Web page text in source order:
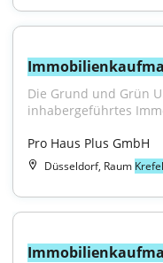
Die Grund und Grün
inhabergeführtes
Pro Haus Plus GmbH
Düsseldorf, Raum